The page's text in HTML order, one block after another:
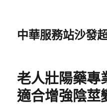
中華服務站沙發
老人壯陽藥專
適合增強陰莖